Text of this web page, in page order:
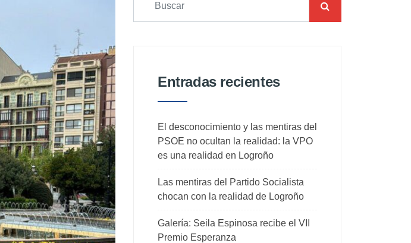
Entradas recientes
El desconocimiento y las mentiras del
PSOE no ocultan la realidad: la VPO
es una realidad en Logroño
Las mentiras del Partido Socialista
chocan con la realidad de Logroño
Galería: Seila Espinosa recibe el VII
Premio Esperanza